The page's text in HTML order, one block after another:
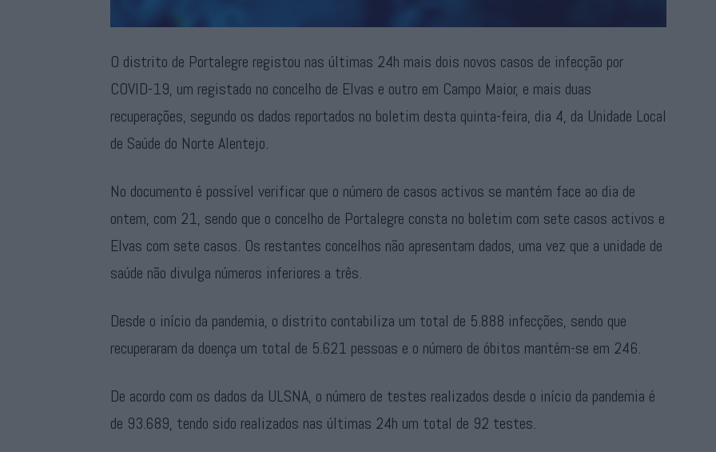
O distrito de Portalegre registou nas últimas 24h mais dois novos casos de infecção por
COVID-19, um registado no concelho de Elvas e outro em Campo Maior, e mais duas
recuperações, segundo os dados reportados no boletim desta quinta-feira, dia 4, da Unidade Local
de Saúde do Norte Alentejo.
No documento é possível verificar que o número de casos activos se mantém face ao dia de
ontem, com 21, sendo que o concelho de Portalegre consta no boletim com sete casos activos e
Elvas com sete casos. Os restantes concelhos não apresentam dados, uma vez que a unidade de
saúde não divulga números inferiores a três.
Desde o início da pandemia, o distrito contabiliza um total de 5.888 infecções, sendo que
recuperaram da doença um total de 5.621 pessoas e o número de óbitos mantém-se em 246.
De acordo com os dados da ULSNA, o número de testes realizados desde o início da pandemia é
de 93.689, tendo sido realizados nas últimas 24h um total de 92 testes.